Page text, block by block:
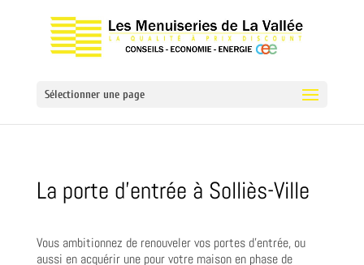
Sélectionner une page
La porte d’entrée à Solliès-Ville
Vous ambitionnez de renouveler vos portes d’entrée, ou
aussi en acquérir une pour votre maison en phase de